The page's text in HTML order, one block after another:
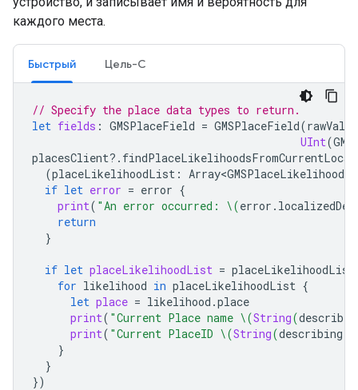
каждого места.
Быстрый Цель-C
// Specify the place data types to return.
let fields : GMSPlaceField = GMSPlaceField(rawValue
UInt(
placesClient?.
(placeLikelihoodList : Array<GMSPlaceLikelihood>
if let error = error {
print( "An error occurred: \(error .
return
}
if let placeLikelihoodList = placeLikelihoodList
for likelihood in placeLikelihoodList {
let place = likelihood .place
print( "Current Place name \(String(
print( "Current PlaceID \(String(describing
}
}
})